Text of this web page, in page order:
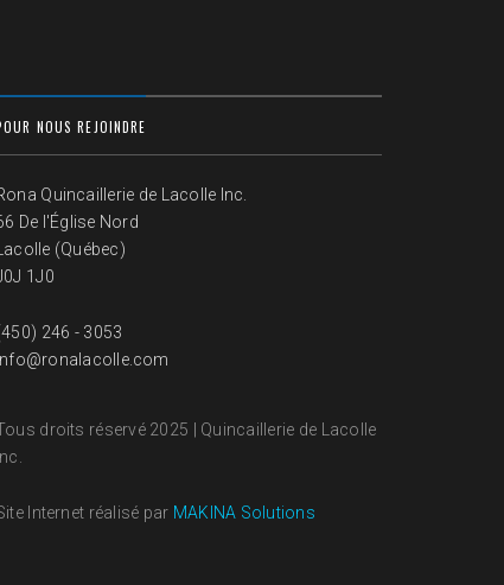
NOUS REJOINDRE
Quincaillerie de Lacolle Inc.
De l'Église Nord
Lacolle (Québec)
1J0
246 - 3053
droits réservé 2025 | Quincaillerie de Lacolle
Inc.
Internet réalisé par MAKINA Solutions